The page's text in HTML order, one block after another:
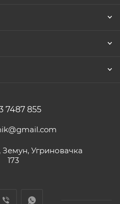
7487 855
Земун, Угриновачка
173